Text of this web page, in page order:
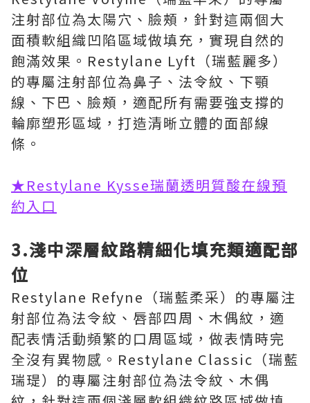
注射部位為太陽穴、臉頰，針對這兩個大
面積軟組織凹陷區域做填充，實現自然的
飽滿效果。Restylane Lyft（瑞藍麗多）
的專屬注射部位為鼻子、法令紋、下顎
線、下巴、臉頰，適配所有需要強支撐的
輪廓塑形區域，打造清晰立體的面部線
條。
★Restylane Kysse瑞蘭透明質酸在線預
約入口
3.淺中深層紋路精細化填充類適配部
位
Restylane Refyne（瑞藍柔采）的專屬注
射部位為法令紋、唇部四周、木偶紋，適
配表情活動頻繁的口周區域，做表情時完
全沒有異物感。Restylane Classic（瑞藍
瑞瑅）的專屬注射部位為法令紋、木偶